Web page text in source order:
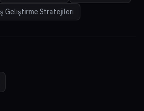
Geliştirme Stratejileri